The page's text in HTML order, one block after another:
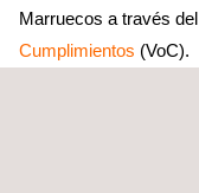
Marruecos a través del
Cumplimientos (VoC).